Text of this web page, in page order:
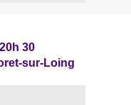
30
sur-Loing